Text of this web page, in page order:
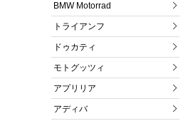
BMW Motorrad
トライアンフ
ドゥカティ
モトグッツィ
アプリリア
アディバ